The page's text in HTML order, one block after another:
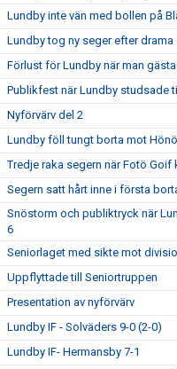
Lundby inte vän med bollen på
Lundby tog ny seger efter drama
Förlust för Lundby när man
Publikfest när Lundby studsade
Nyförvärv del 2
Lundby föll tungt borta mot Hönö
Tredje raka segern när Fotö
Segern satt hårt inne i första
Snöstorm och publiktryck när
6
Seniorlaget med sikte mot
Uppflyttade till Seniortruppen
Presentation av nyförvärv
Lundby IF - Solväders 9-0 (2-0)
Lundby IF- Hermansby 7-1